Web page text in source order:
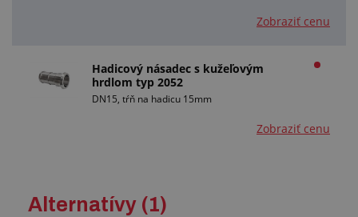
Zobraziť cenu
Hadicový násadec s kužeľovým
hrdlom typ 2052
DN15, tŕň na hadicu 15mm
Zobraziť cenu
Alternatívy (1)